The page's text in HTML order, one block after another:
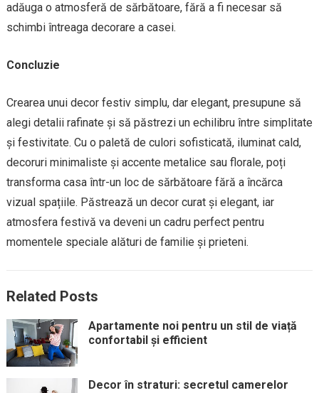
adăuga o atmosferă de sărbătoare, fără a fi necesar să
schimbi întreaga decorare a casei.
Concluzie
Crearea unui decor festiv simplu, dar elegant, presupune să
alegi detalii rafinate și să păstrezi un echilibru între simplitate
și festivitate. Cu o paletă de culori sofisticată, iluminat cald,
decoruri minimaliste și accente metalice sau florale, poți
transforma casa într-un loc de sărbătoare fără a încărca
vizual spațiile. Păstrează un decor curat și elegant, iar
atmosfera festivă va deveni un cadru perfect pentru
momentele speciale alături de familie și prieteni.
Related Posts
Apartamente noi pentru un stil de viață
confortabil și efficient
Decor în straturi: secretul camerelor